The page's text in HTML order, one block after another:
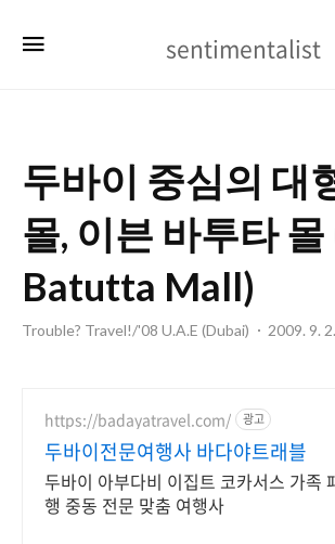
sentimentalist
두바이 중심의 대
몰, 이븐 바투타 몰
Batutta Mall)
Trouble? Travel!/'08 U.A.E (Dubai) 2009. 9.
https://badayatravel.com/ 광고
두바이전문여행사 바다야트래블
두바이 아부다비 이집트 코카서스 가족
행 중동 전문 맞춤 여행사